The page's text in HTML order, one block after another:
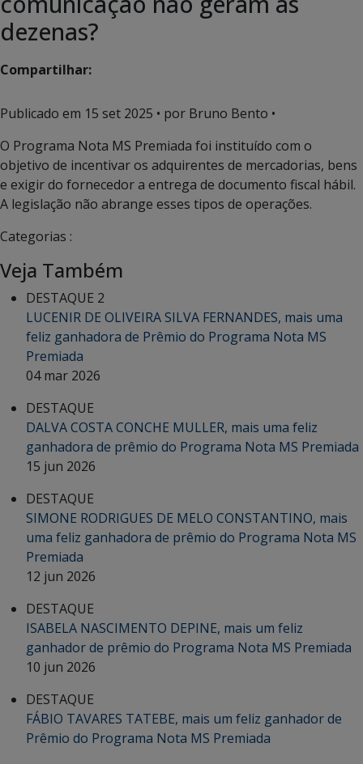
dezenas?
Compartilhar:
Publicado em 15 set 2025 • por Bruno Bento •
O Programa Nota MS Premiada foi instituído com o
objetivo de incentivar os adquirentes de mercadorias, bens
e exigir do fornecedor a entrega de documento fiscal hábil.
A legislação não abrange esses tipos de operações.
Categorias :
Veja Também
DESTAQUE 2
LUCENIR DE OLIVEIRA SILVA FERNANDES, mais uma
feliz ganhadora de Prêmio do Programa Nota MS
Premiada
04 mar 2026
DESTAQUE
DALVA COSTA CONCHE MULLER, mais uma feliz
ganhadora de prêmio do Programa Nota MS Premiada
15 jun 2026
DESTAQUE
SIMONE RODRIGUES DE MELO CONSTANTINO, mais
uma feliz ganhadora de prêmio do Programa Nota MS
Premiada
12 jun 2026
DESTAQUE
ISABELA NASCIMENTO DEPINE, mais um feliz
ganhador de prêmio do Programa Nota MS Premiada
10 jun 2026
DESTAQUE
FÁBIO TAVARES TATEBE, mais um feliz ganhador de
Prêmio do Programa Nota MS Premiada